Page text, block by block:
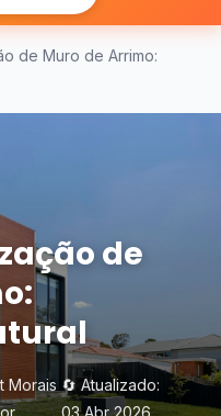
de Muro de Arrimo:
de
🔄 Atualizado:
03 Abr 2026